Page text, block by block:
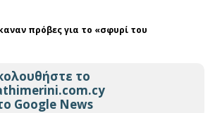
πρόβες για το «σφυρί του
το
Google News